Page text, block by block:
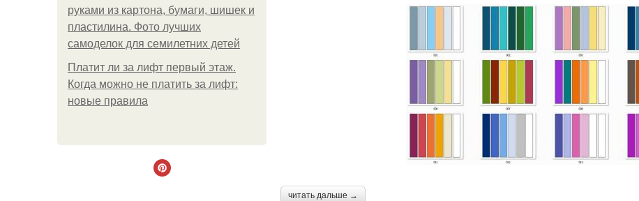
руками из картона, бумаги, шишек и
пластилина. Фото лучших
самоделок для семилетних детей
Платит ли за лифт первый этаж.
Когда можно не платить за лифт:
новые правила
читать дальше →